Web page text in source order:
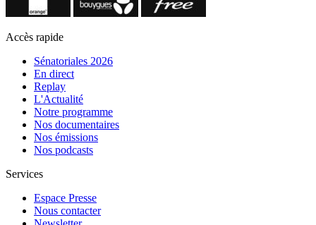
Accès rapide
Sénatoriales 2026
En direct
Replay
L'Actualité
Notre programme
Nos documentaires
Nos émissions
Nos podcasts
Services
Espace Presse
Nous contacter